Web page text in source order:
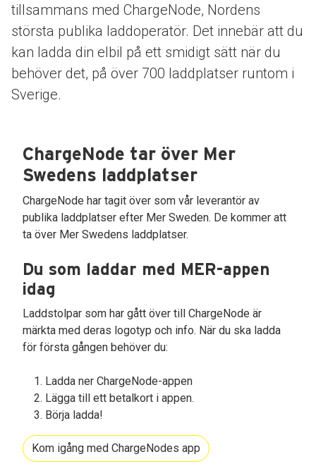
tillsammans med ChargeNode, Nordens
största publika laddoperatör. Det innebär att du
kan ladda din elbil på ett smidigt sätt när du
behöver det, på över 700 laddplatser runtom i
Sverige.
ChargeNode tar över Mer
Swedens laddplatser
ChargeNode har tagit över som vår leverantör av
publika laddplatser efter Mer Sweden. De kommer att
ta över Mer Swedens laddplatser.
Du som laddar med MER-appen
idag
Laddstolpar som har gått över till ChargeNode är
märkta med deras logotyp och info. När du ska ladda
för första gången behöver du:
Ladda ner ChargeNode-appen
Lägga till ett betalkort i appen.
Börja ladda!
Kom igång med ChargeNodes app